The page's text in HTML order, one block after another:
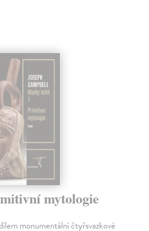
mytologie
monumentální čtyřsvazkové